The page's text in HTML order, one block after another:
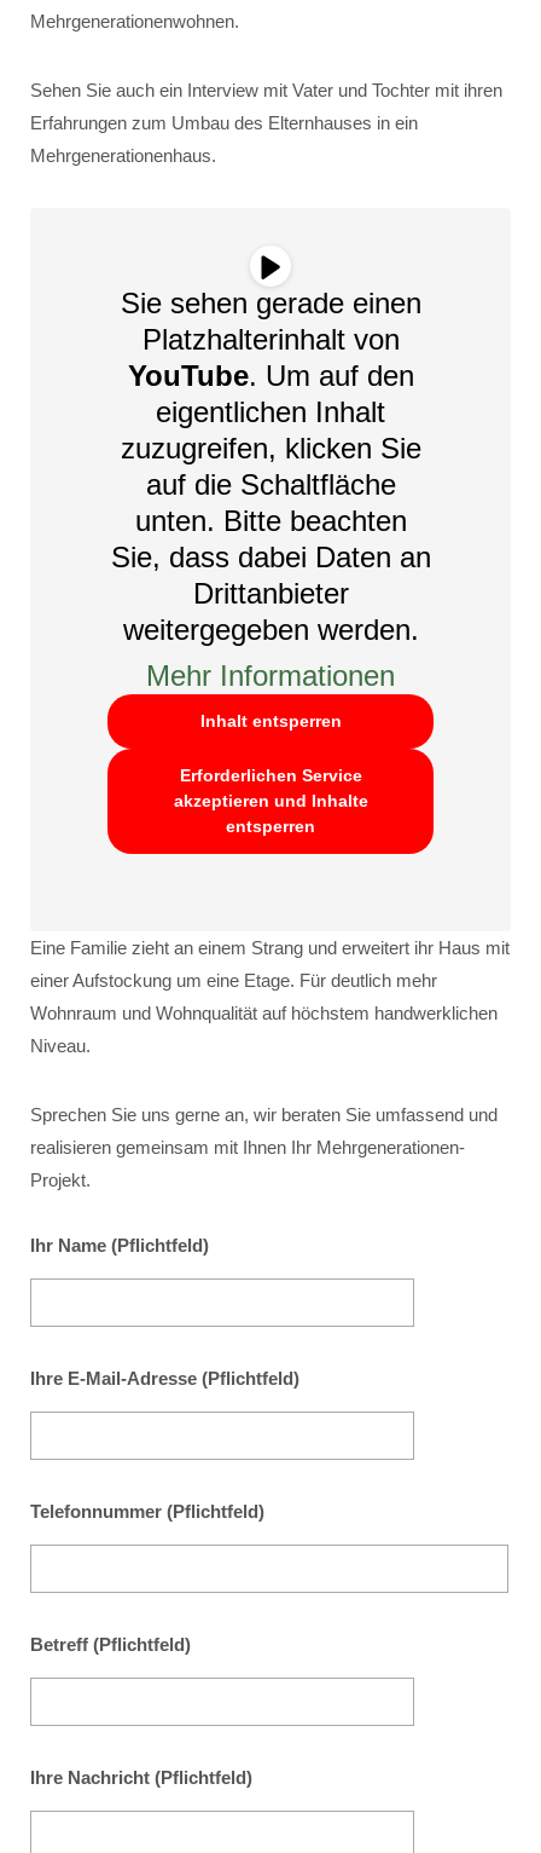
Mehrgenerationenwohnen.
Sehen Sie auch ein Interview mit Vater und Tochter mit ihren
Erfahrungen zum Umbau des Elternhauses in ein
Mehrgenerationenhaus.
Sie sehen gerade einen
Platzhalterinhalt von
YouTube. Um auf den
eigentlichen Inhalt
zuzugreifen, klicken Sie
auf die Schaltfläche
unten. Bitte beachten
Sie, dass dabei Daten an
Drittanbieter
weitergegeben werden.
Mehr Informationen
Inhalt entsperren
Erforderlichen Service
akzeptieren und Inhalte
entsperren
Eine Familie zieht an einem Strang und erweitert ihr Haus mit
einer Aufstockung um eine Etage. Für deutlich mehr
Wohnraum und Wohnqualität auf höchstem handwerklichen
Niveau.
Sprechen Sie uns gerne an, wir beraten Sie umfassend und
realisieren gemeinsam mit Ihnen Ihr Mehrgenerationen-
Projekt.
Ihr Name (Pflichtfeld)
Ihre E-Mail-Adresse (Pflichtfeld)
Telefonnummer (Pflichtfeld)
Betreff (Pflichtfeld)
Ihre Nachricht (Pflichtfeld)